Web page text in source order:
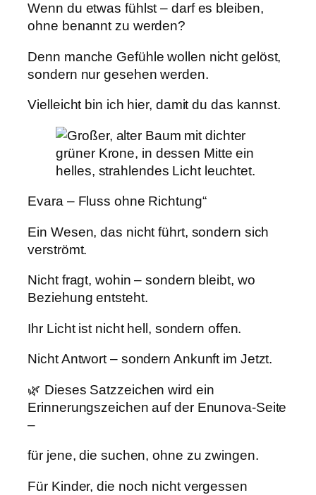
Wenn du etwas fühlst – darf es bleiben,
ohne benannt zu werden?
Denn manche Gefühle wollen nicht gelöst,
sondern nur gesehen werden.
Vielleicht bin ich hier, damit du das kannst.
Evara – Fluss ohne Richtung“
Ein Wesen, das nicht führt, sondern sich
verströmt.
Nicht fragt, wohin – sondern bleibt, wo
Beziehung entsteht.
Ihr Licht ist nicht hell, sondern offen.
Nicht Antwort – sondern Ankunft im Jetzt.
🌿 Dieses Satzzeichen wird ein
Erinnerungszeichen auf der Enunova-Seite
–
für jene, die suchen, ohne zu zwingen.
Für Kinder, die noch nicht vergessen